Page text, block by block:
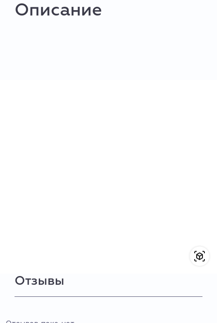
Описание
Отзывы